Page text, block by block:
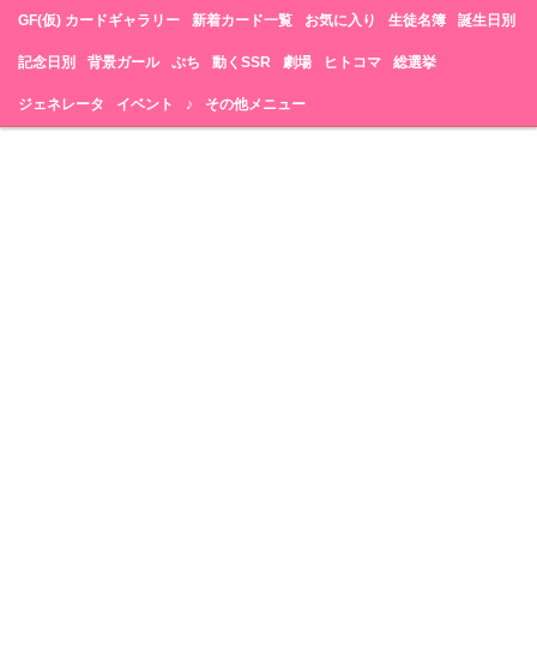
GF(仮) カードギャラリー 新着カード一覧 お気に入り 生徒名簿 誕生日別
記念日別 背景ガール ぷち 動くSSR 劇場 ヒトコマ 総選挙
ジェネレータ イベント ♪ その他メニュー